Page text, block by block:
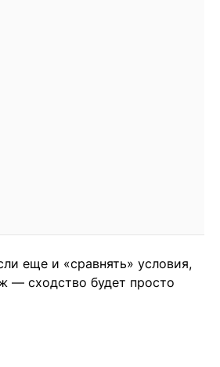
еще и «сравнять» условия,
— сходство будет просто